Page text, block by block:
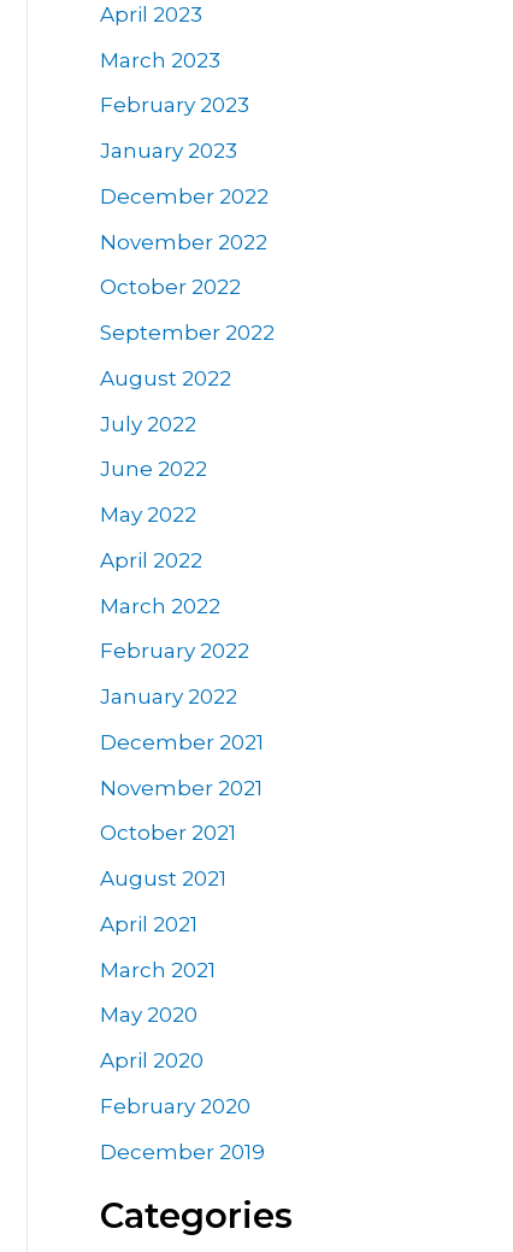
April 2023
March 2023
February 2023
January 2023
December 2022
November 2022
October 2022
September 2022
August 2022
July 2022
June 2022
May 2022
April 2022
March 2022
February 2022
January 2022
December 2021
November 2021
October 2021
August 2021
April 2021
March 2021
May 2020
April 2020
February 2020
December 2019
Categories